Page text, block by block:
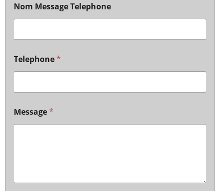
Nom Message Telephone
Telephone*
Message*